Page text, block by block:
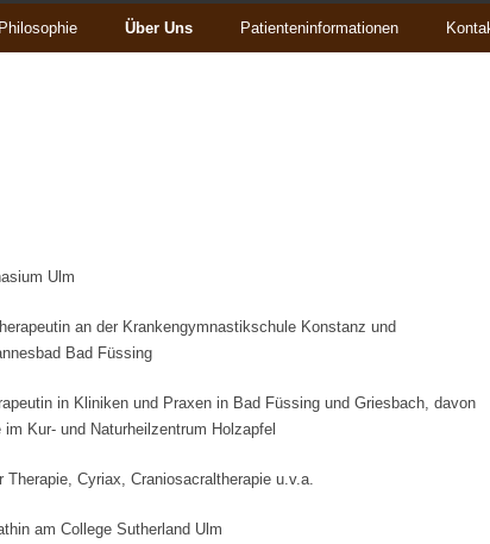
Über Uns Patienteninformationen
Ulm
an der Krankengymnastikschule Konstanz und
Bad Füssing
in Kliniken und Praxen in Bad Füssing und Griesbach, davon
Kur- und Naturheilzentrum Holzapfel
Therapie, Cyriax, Craniosacraltherapie u.v.a.
am College Sutherland Ulm